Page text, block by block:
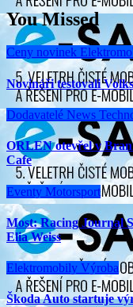
You Missed
Ceny novinek
Novináři testovali
Dodavatelé News
ORLEN otevřel v
Cafe
Eventy Motorsport
Most: Racing Journal
Elia Weiss
Elektromobily Výroba
Škoda Auto startuje